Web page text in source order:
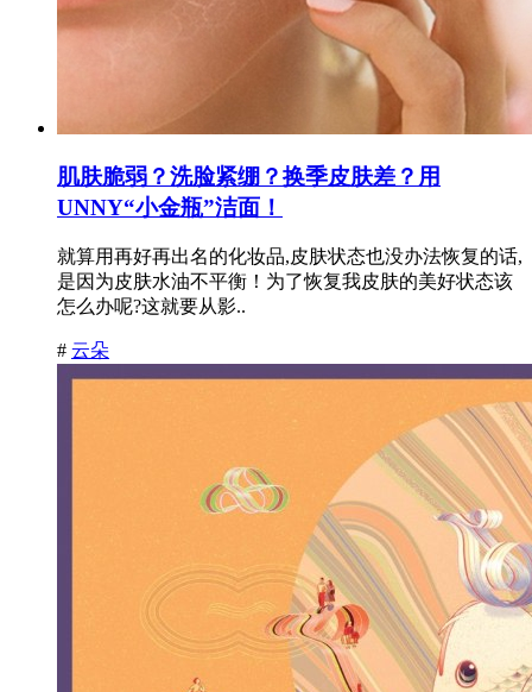
肌肤脆弱？洗脸紧绷？换季皮肤差？用
UNNY“小金瓶”洁面！
就算用再好再出名的化妆品,皮肤状态也没办法恢复的话,
是因为皮肤水油不平衡！为了恢复我皮肤的美好状态该
怎么办呢?这就要从影..
# 云朵